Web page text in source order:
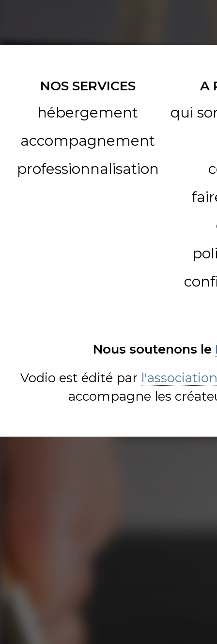
NOS SERVICES
hébergement
accompagnement
professionnalisation
A
qui